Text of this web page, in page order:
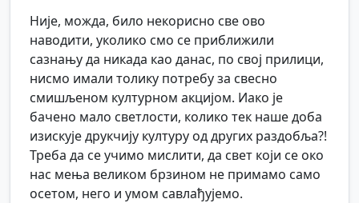
Није, можда, било некорисно све ово
наводити, уколико смо се приближили
сазнању да никада као данас, по свој прилици,
нисмо имали толику потребу за свесно
смишљеном културном акцијом. Иако је
бачено мало светлости, колико тек наше доба
изискује друкчију културу од других раздобља?!
Треба да се учимо мислити, да свет који се око
нас мења великом брзином не примамо само
осетом, него и умом савлађујемо.